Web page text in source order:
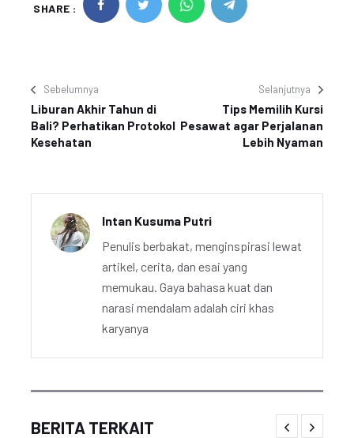
SHARE :
Sebelumnya
Liburan Akhir Tahun di
Bali? Perhatikan Protokol
Kesehatan
Selanjutnya
Tips Memilih Kursi
Pesawat agar Perjalanan
Lebih Nyaman
Intan Kusuma Putri
Penulis berbakat, menginspirasi lewat
artikel, cerita, dan esai yang
memukau. Gaya bahasa kuat dan
narasi mendalam adalah ciri khas
karyanya
BERITA TERKAIT